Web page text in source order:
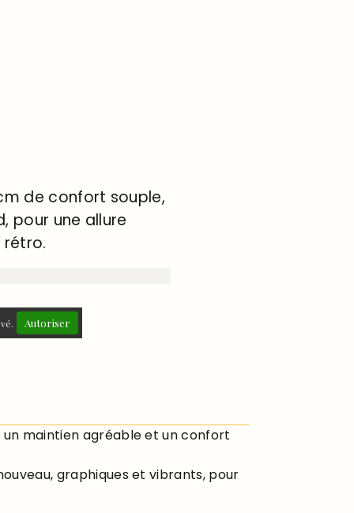
de confort souple,
pour une allure
Autoriser
un maintien agréable et un confort
graphiques et vibrants, pour